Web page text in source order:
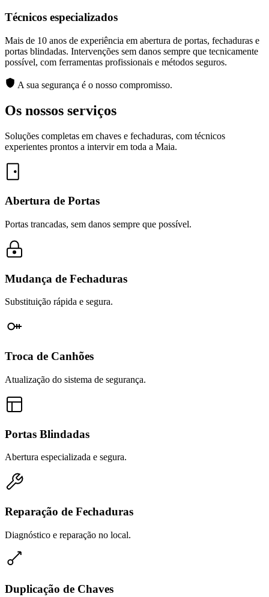
Técnicos especializados
Mais de 10 anos de experiência em abertura de portas, fechaduras e
portas blindadas. Intervenções sem danos sempre que tecnicamente
possível, com ferramentas profissionais e métodos seguros.
A sua segurança é o nosso compromisso.
Os nossos serviços
Soluções completas em chaves e fechaduras, com técnicos
experientes prontos a intervir em toda a Maia.
Abertura de Portas
Portas trancadas, sem danos sempre que possível.
Mudança de Fechaduras
Substituição rápida e segura.
Troca de Canhões
Atualização do sistema de segurança.
Portas Blindadas
Abertura especializada e segura.
Reparação de Fechaduras
Diagnóstico e reparação no local.
Duplicação de Chaves